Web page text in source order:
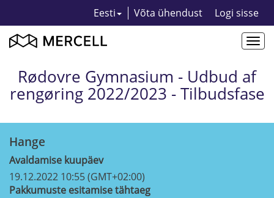
Eesti Võta ühendust Logi sisse
Rødovre Gymnasium - Udbud af
rengøring 2022/2023 - Tilbudsfase
Hange
Avaldamise kuupäev
19.12.2022 10:55 (GMT+02:00)
Pakkumuste esitamise tähtaeg